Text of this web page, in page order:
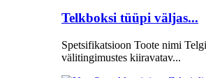
Telkboksi tüüpi väljas...
Spetsifikatsioon Toote nimi
välitingimustes kiiravatav...